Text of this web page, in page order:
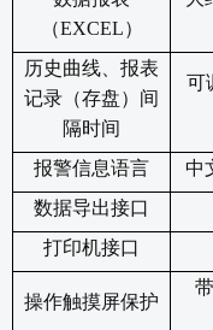
（EXCEL）
历史曲线、报表
记录（存盘）间
隔时间
可
报警信息语言
中
数据导出接口
打印机接口
操作触摸屏保护